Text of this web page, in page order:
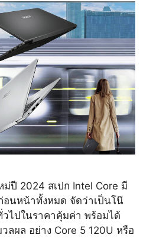
ม่ปี 2024 สเปก Intel Core มี
อนหน้าทั้งหมด จัดว่าเป็นโน๊
ไปในราคาคุ้มค่า พร้อมได้
ลผล อย่าง Core 5 120U หรือ